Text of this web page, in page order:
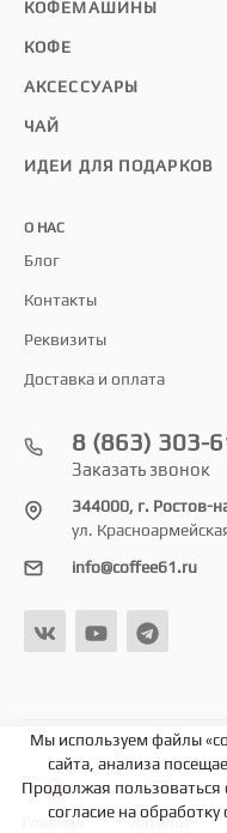
КОФЕМАШИНЫ
КОФЕ
АКСЕССУАРЫ
ЧАЙ
ИДЕИ ДЛЯ ПОДАРКОВ
О НАС
Блог
Контакты
Реквизиты
Доставка и оплата
8 (863) 303-
Заказать звонок
344000, г. Ростов-
ул.
info@coffee61.ru
© 2026
Мы используем файлы
сайта, анализа
Продолжая пользоваться
согласие на
Главная Каталог